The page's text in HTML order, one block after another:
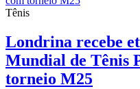
Tênis
Londrina recebe
Mundial de Tênis
torneio M25